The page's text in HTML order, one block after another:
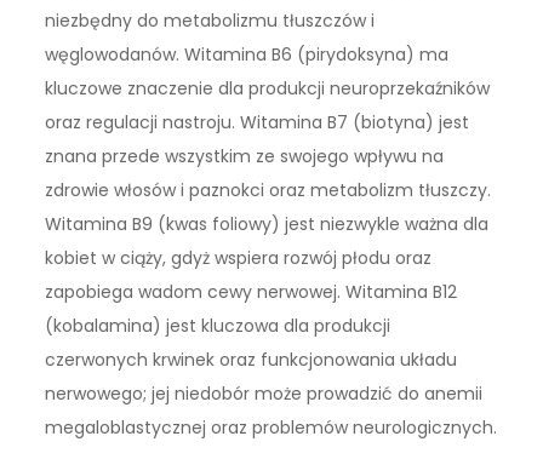
niezbędny do metabolizmu tłuszczów i
węglowodanów. Witamina B6 (pirydoksyna) ma
kluczowe znaczenie dla produkcji neuroprzekaźników
oraz regulacji nastroju. Witamina B7 (biotyna) jest
znana przede wszystkim ze swojego wpływu na
zdrowie włosów i paznokci oraz metabolizm tłuszczy.
Witamina B9 (kwas foliowy) jest niezwykle ważna dla
kobiet w ciąży, gdyż wspiera rozwój płodu oraz
zapobiega wadom cewy nerwowej. Witamina B12
(kobalamina) jest kluczowa dla produkcji
czerwonych krwinek oraz funkcjonowania układu
nerwowego; jej niedobór może prowadzić do anemii
megaloblastycznej oraz problemów neurologicznych.